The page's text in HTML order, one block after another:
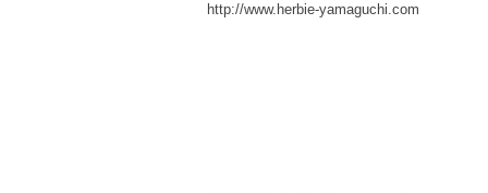
http://www.herbie-yamaguchi.com